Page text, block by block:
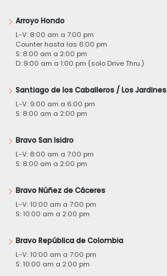
Arroyo Hondo
L-V: 8:00 am a 7:00 pm
Counter hasta las 6:00 pm
S: 8:00 am a 2:00 pm
D: 9:00 am a 1:00 pm (solo Drive Thru.)
Santiago de los Caballeros / Los Jardines
L-V: 9:00 am a 6:00 pm
S: 8:00 am a 2:00 pm
Bravo San Isidro
L-V: 8:00 am a 7:00 pm
S: 8:00 am a 2:00 pm
Bravo Núñez de Cáceres
L-V: 10:00 am a 7:00 pm
S: 10:00 am a 2:00 pm
Bravo República de Colombia
L-V: 10:00 am a 7:00 pm
S: 10:00 am a 2:00 pm